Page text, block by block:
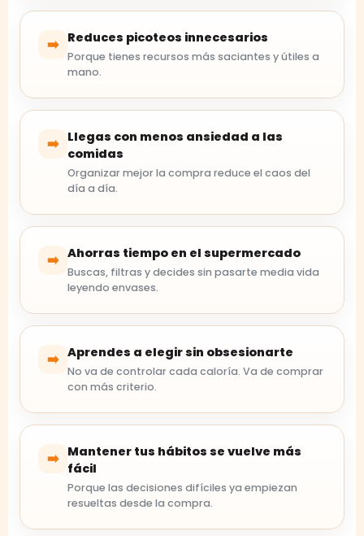
➡️ Reduces picoteos innecesarios
Porque tienes recursos más saciantes y útiles a
mano.
➡️ Llegas con menos ansiedad a las
comidas
Organizar mejor la compra reduce el caos del
día a día.
➡️ Ahorras tiempo en el supermercado
Buscas, filtras y decides sin pasarte media vida
leyendo envases.
➡️ Aprendes a elegir sin obsesionarte
No va de controlar cada caloría. Va de comprar
con más criterio.
➡️ Mantener tus hábitos se vuelve más
fácil
Porque las decisiones difíciles ya empiezan
resueltas desde la compra.